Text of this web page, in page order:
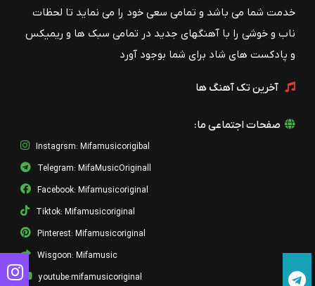
بابک بهراد
فراموشی
بابک بهراد
دیوار
Babak Yaghoubi Baran.mp3
Babak Yaghoubi Kouche Bagh.mp3
خدمت شما می باشد و تمامی سعی خود را می نماید تا لحظات
ناب و خوشی را با آهنگهای جدید در تمامی سبک ها و ریمیکس
و پادکست های شاد برای شما بوجود آورد
آخرین تک آهنگ ها
صفحات اجتماعی ما:
Instagrsm: Mifamusicorigibal
Telegram: MifaMusicOriginall
Facebook: Mifamusicoriginal
Tiktok: Mifamusicoriginal
Pinterest: Mifamusicoriginal
Wisgoon: Mifamusic
youtube:mifamusicoriginal